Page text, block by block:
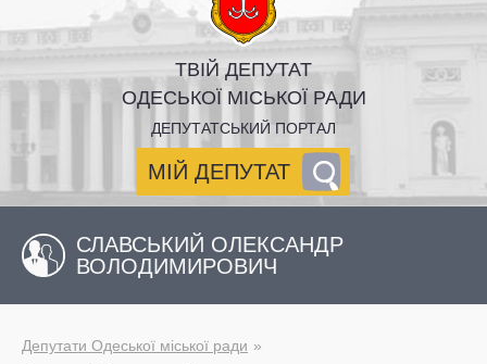
ТВІЙ ДЕПУТАТ
ОДЕСЬКОЇ МІСЬКОЇ РАДИ
ДЕПУТАТСЬКИЙ ПОРТАЛ
МІЙ ДЕПУТАТ
СЛАВСЬКИЙ ОЛЕКСАНДР
ВОЛОДИМИРОВИЧ
Депутати Одеської міської ради